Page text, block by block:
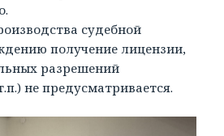
судебной
получение лицензии,
разрешений
не предусматривается.